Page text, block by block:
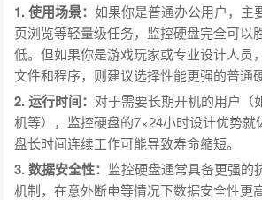
1. 使用场景：如果你是普通办公用户，主
页浏览等轻量级任务，监控硬盘完全可以
低。但如果你是游戏玩家或专业设计人员
文件和程序，则建议选择性能更强的普通
2. 运行时间： 对于需要长期开机的用户（
机等），监控硬盘的7×24小时设计优势就
盘长时间连续工作可能导致寿命缩短。
3. 数据安全性： 监控硬盘通常具备更强的
机制，在意外断电等情况下数据安全性更